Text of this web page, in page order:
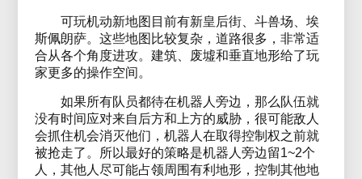
可玩机动新地图目前有新皇后街、斗兽场、埃
斯佩朗萨。这些地图比较复杂，道路很多，非常适
合从各个角度进攻。建筑、废墟和垂直地形给了玩
家更多的操作空间。
如果所有队员都待在机器人旁边，那么队伍就
没有时间应对来自后方和上方的威胁，很可能敌人
会抓住机会消灭他们，机器人在取得控制权之前就
被抢走了。所以最好的策略是机器人旁边留1~2个
人，其他人尽可能占领周围有利地形，控制其他地